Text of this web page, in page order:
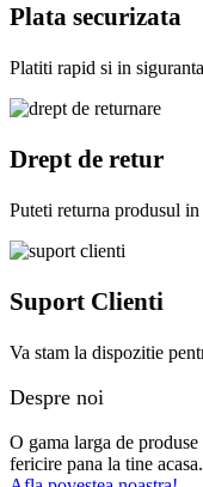
Plata securizata
Platiti rapid si in
Drept de retur
Puteti returna produsul
Suport Clienti
Va stam la dispozitie
Despre noi
O gama larga de
fericire pana la tine acasa.